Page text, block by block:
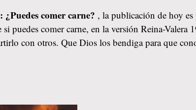
comer carne? , la publicación de hoy es
puedes comer carne, en la versión Reina-Valera
con otros. Que Dios los bendiga para que